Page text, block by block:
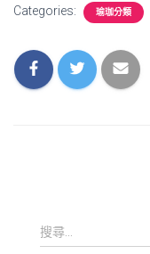
Categories: 瑜珈分類
搜
尋
搜尋...